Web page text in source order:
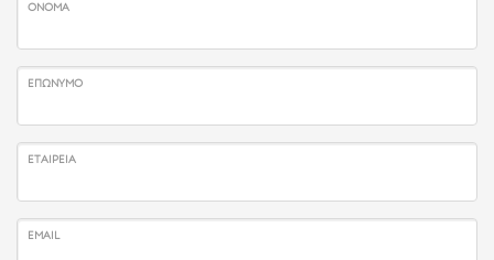
ΌΝΟΜΑ
ΕΠΏΝΥΜΟ
ΕΤΑΙΡΕΊΑ
EMAIL